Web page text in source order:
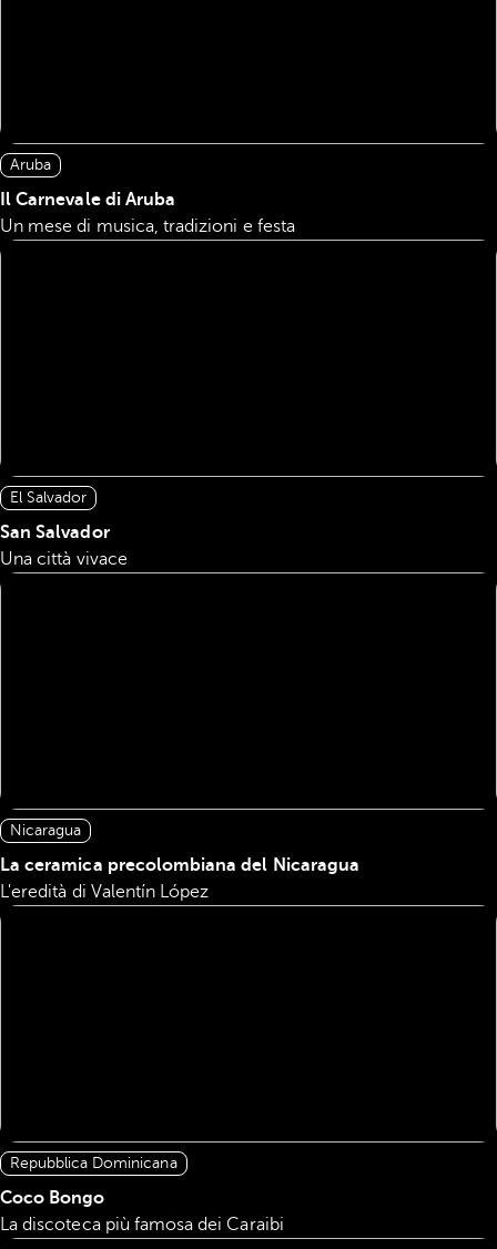
Aruba
Il Carnevale di Aruba
Un mese di musica, tradizioni e festa
El Salvador
San Salvador
Una città vivace
Nicaragua
La ceramica precolombiana del Nicaragua
L'eredità di Valentín López
Repubblica Dominicana
Coco Bongo
La discoteca più famosa dei Caraibi